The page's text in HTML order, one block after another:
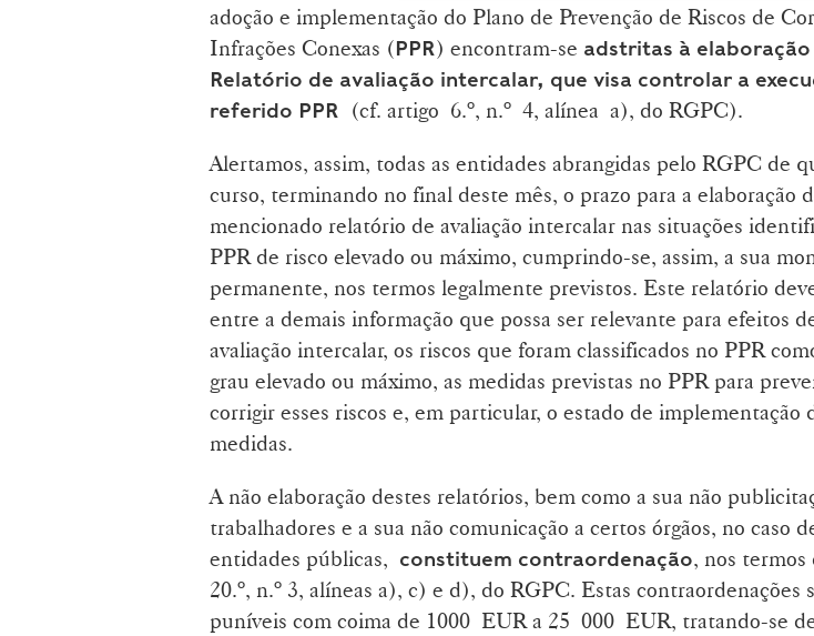
adoção e implementação do Plano de Prevenção de Riscos de
Infrações Conexas (PPR) encontram-se adstritas à elaboração
Relatório de avaliação intercalar, que visa controlar a
referido PPR
(cf. artigo 6.º, n.º 4, alínea a), do RGPC).
Alertamos, assim, todas as entidades abrangidas pelo RGPC de
curso, terminando no final deste mês, o prazo para a elaboração
mencionado relatório de avaliação intercalar nas situações
PPR de risco elevado ou máximo, cumprindo-se, assim, a sua
permanente, nos termos legalmente previstos. Este relatório
entre a demais informação que possa ser relevante para efeitos
avaliação intercalar, os riscos que foram classificados no PPR
grau elevado ou máximo, as medidas previstas no PPR para
corrigir esses riscos e, em particular, o estado de implementação
medidas.
A não elaboração destes relatórios, bem como a sua não
trabalhadores e a sua não comunicação a certos órgãos, no caso
entidades públicas, constituem contraordenação, nos termos
20.º, n.º 3, alíneas a), c) e d), do RGPC. Estas contraordenações
puníveis com coima de 1000 EUR a 25 000 EUR, tratando-se